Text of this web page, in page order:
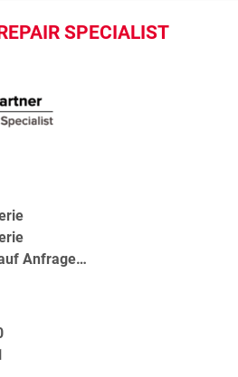
SPECIALIST
Anfrage…